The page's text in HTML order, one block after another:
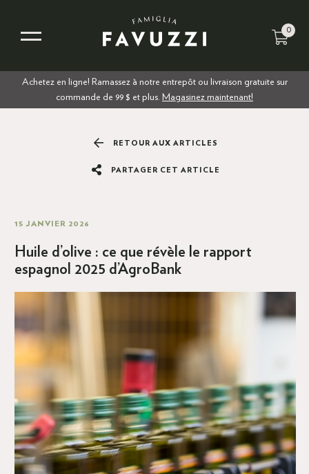
0
Achetez en ligne! Ramassez à notre entrepôt ou livraison gratuite sur
commande de 99 $ et plus. Magasinez maintenant!
RETOUR AUX ARTICLES
PARTAGER CET ARTICLE
15 JANVIER 2026
Huile d’olive : ce que révèle le rapport
espagnol 2025 d’AgroBank